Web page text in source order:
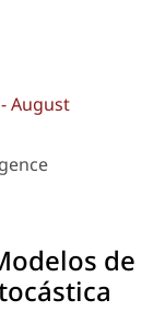
August
de